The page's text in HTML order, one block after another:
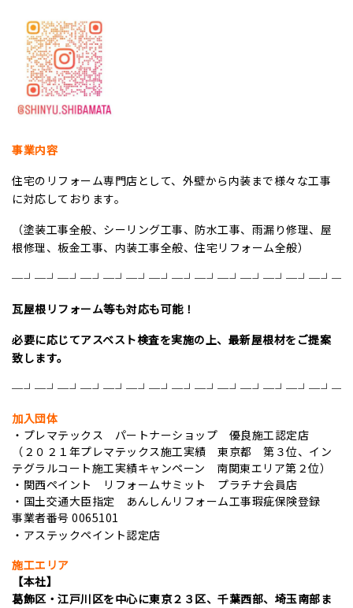
事業内容
住宅のリフォーム専門店として、外壁から内装まで様々な工事
に対応しております。
（塗装工事全般、シーリング工事、防水工事、雨漏り修理、屋
根修理、板金工事、内装工事全般、住宅リフォーム全般）
瓦屋根リフォーム等も対応も可能！
必要に応じてアスベスト検査を実施の上、 最新屋根材をご提案
致します。
加入団体
・プレマテックス パートナーショップ 優良施工認定店
（２０２１年プレマテックス施工実績 東京都 第３位、イン
テグラルコート施工実績キャンペーン 南関東エリア第２位）
・関西ペイント リフォームサミット プラチナ会員店
・国土交通大臣指定 あんしんリフォーム工事瑕疵保険登録
事業者番号 0065101
・アステックペイント認定店
施工エリア
【本社】
葛飾区・江戸川区を中心に東京２３区、千葉西部、埼玉南部ま